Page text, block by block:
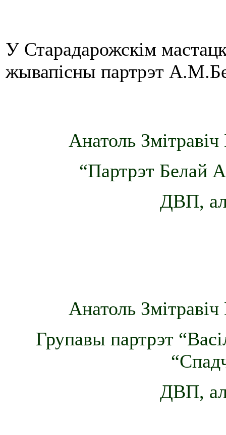
У Старадарожскім
жывапісны партрэт
Анатоль
“Партрэт Белай
ДВП,
Анатоль
Групавы партрэт
ДВП,